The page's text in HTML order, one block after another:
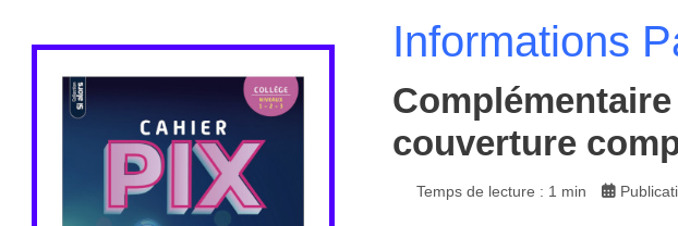
Informations
couverture
Temps de lecture : 1 min